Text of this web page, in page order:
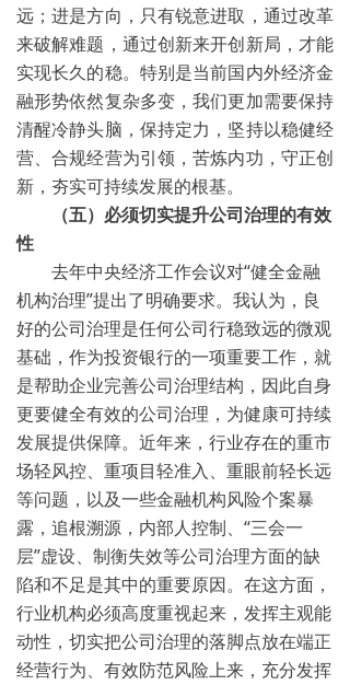
远；进是方向，只有锐意进取，通过改革
来破解难题，通过创新来开创新局，才能
实现长久的稳。特别是当前国内外经济金
融形势依然复杂多变，我们更加需要保持
清醒冷静头脑，保持定力，坚持以稳健经
营、合规经营为引领，苦炼内功，守正创
新，夯实可持续发展的根基。
（五）必须切实提升公司治理的有效
性
去年中央经济工作会议对“健全金融
机构治理”提出了明确要求。我认为，良
好的公司治理是任何公司行稳致远的微观
基础，作为投资银行的一项重要工作，就
是帮助企业完善公司治理结构，因此自身
更要健全有效的公司治理，为健康可持续
发展提供保障。近年来，行业存在的重市
场轻风控、重项目轻准入、重眼前轻长远
等问题，以及一些金融机构风险个案暴
露，追根溯源，内部人控制、“三会一
层”虚设、制衡失效等公司治理方面的缺
陷和不足是其中的重要原因。在这方面，
行业机构必须高度重视起来，发挥主观能
动性，切实把公司治理的落脚点放在端正
经营行为、有效防范风险上来，充分发挥